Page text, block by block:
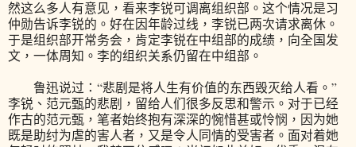
然这么多人有意见，看来李锐可调离组织部。这个情况是习
仲勋告诉李锐的。好在因年龄过线，李锐已两次请求离休。
于是组织部开常务会，肯定李锐在中组部的成绩，向全国发
文，一体周知。李的组织关系仍留在中组部。
鲁迅说过：“悲剧是将人生有价值的东西毁灭给人看。”
李锐、范元甄的悲剧，留给人们很多反思和警示。对于已经
作古的范元甄，笔者始终抱有深深的惋惜甚或怜悯，因为她
既是助纣为虐的害人者，又是令人同情的受害者。面对着她